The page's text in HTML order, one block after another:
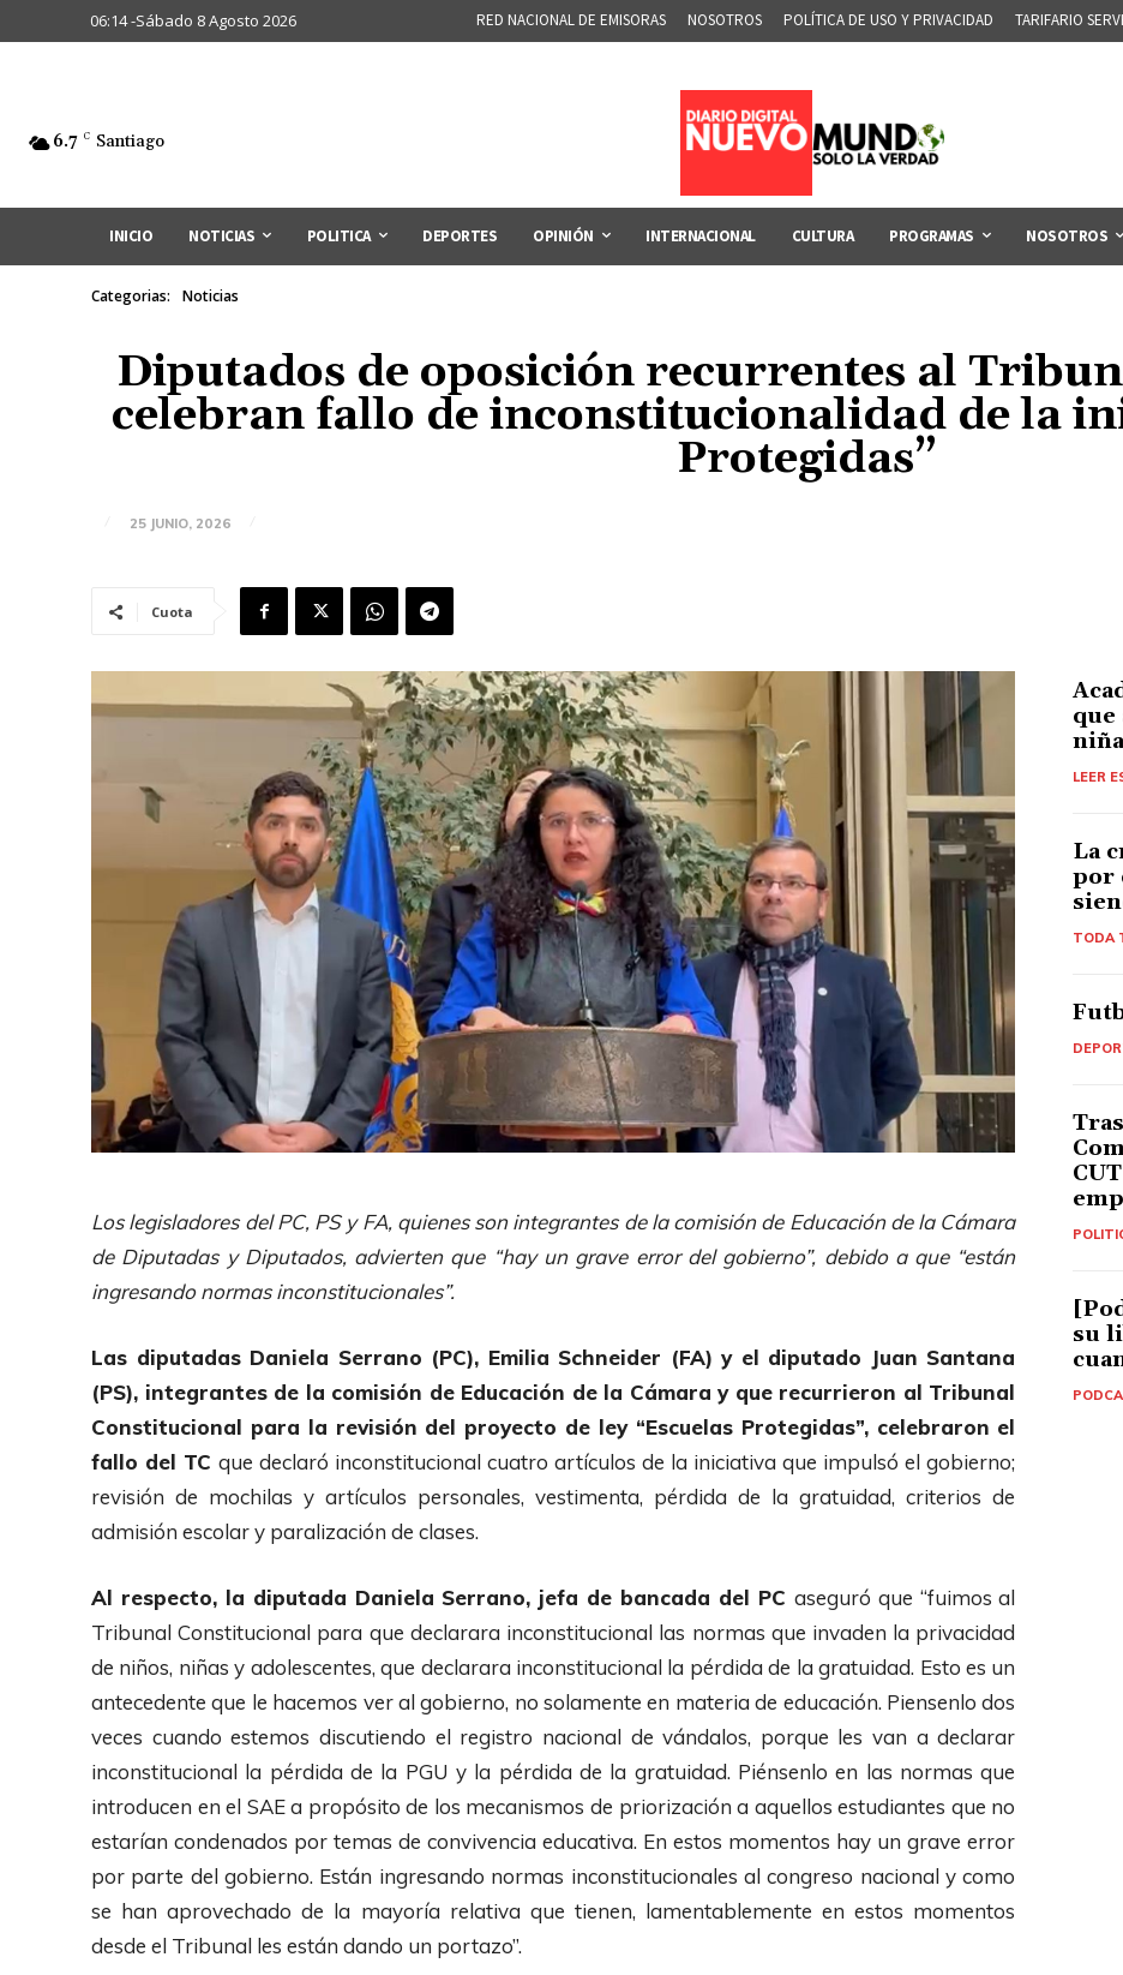
06:14 -Sábado 8 Agosto 2026 RED NACIONAL DE EMISORAS NOSOTROS POLÍTICA DE USO Y PRIVACIDAD TARIFARIO
6.7 C Santiago
INICIO NOTICIAS POLITICA DEPORTES OPINIÓN INTERNACIONAL CULTURA PROGRAMAS NOSOTROS
Categorias: Noticias
Diputados de oposición recurrentes al
celebran fallo de inconstitucionalidad de la
Protegidas”
25 JUNIO, 2026
Cuota
Los legisladores del PC, PS y FA, quienes son integrantes de la comisión de Educación de la Cámara
de Diputadas y Diputados, advierten que “hay un grave error del gobierno”, debido a que “están
ingresando normas inconstitucionales”.
Las diputadas Daniela Serrano (PC), Emilia Schneider (FA) y el diputado Juan Santana
(PS), integrantes de la comisión de Educación de la Cámara y que recurrieron al Tribunal
Constitucional para la revisión del proyecto de ley “Escuelas Protegidas”, celebraron el
fallo del TCque declaró inconstitucional cuatro artículos de la iniciativa que impulsó el gobierno;
revisión de mochilas y artículos personales, vestimenta, pérdida de la gratuidad, criterios de
admisión escolar y paralización de clases.
Al respecto, la diputada Daniela Serrano, jefa de bancada del PC aseguró que “fuimos al
Tribunal Constitucional para que declarara inconstitucional las normas que invaden la privacidad
de niños, niñas y adolescentes, que declarara inconstitucional la pérdida de la gratuidad. Esto es un
antecedente que le hacemos ver al gobierno, no solamente en materia de educación. Piensenlo dos
veces cuando estemos discutiendo el registro nacional de vándalos, porque les van a declarar
inconstitucional la pérdida de la PGU y la pérdida de la gratuidad. Piénsenlo en las normas que
introducen en el SAE a propósito de los mecanismos de priorización a aquellos estudiantes que no
estarían condenados por temas de convivencia educativa. En estos momentos hay un grave error
por parte del gobierno. Están ingresando normas inconstitucionales al congreso nacional y como
se han aprovechado de la mayoría relativa que tienen, lamentablemente en estos momentos
desde el Tribunal les están dando un portazo”.
que
LEER
La
por
TODA
su